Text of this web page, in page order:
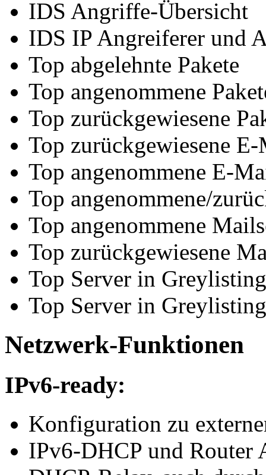
IDS Angriffe-Übersicht
IDS IP Angreiferer und
Top abgelehnte Pakete
Top angenommene
Top zurückgewiesene
Top zurückgewiesene
Top angenommene E-
Top angenommene/
Top angenommene
Top zurückgewiesene
Top Server in
Top Server in
Netzwerk-Funktionen
IPv6-ready:
Konfiguration zu
IPv6-DHCP und Router